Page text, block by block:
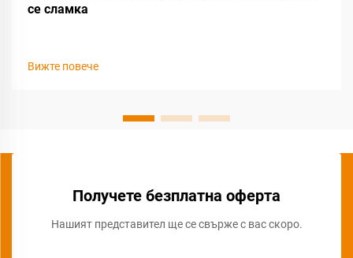
се сламка
Вижте повече
Получете безплатна оферта
Нашият представител ще се свърже с вас скоро.